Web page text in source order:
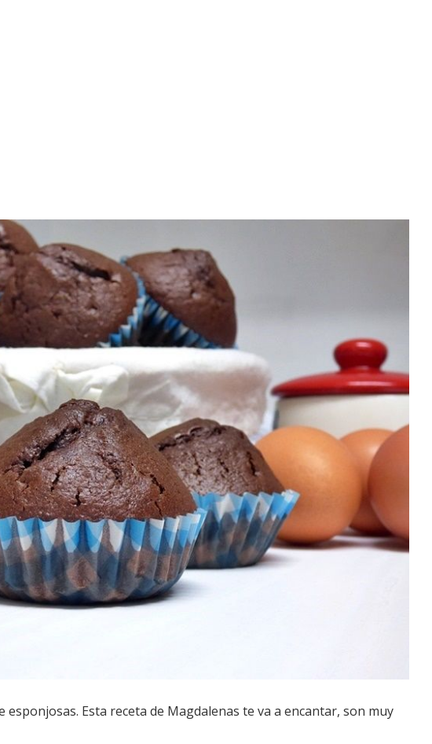
esponjosas. Esta receta de Magdalenas te va a encantar, son muy